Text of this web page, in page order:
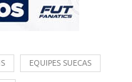
EQUIPES SUECAS